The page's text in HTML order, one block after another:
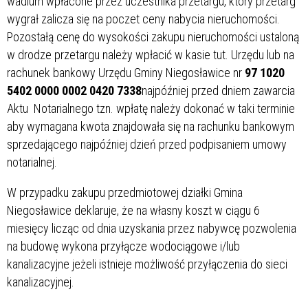
wygrał zalicza się na poczet ceny nabycia nieruchomości.
Pozostałą cenę do wysokości zakupu nieruchomości ustaloną
w drodze przetargu należy wpłacić w kasie tut. Urzędu lub na
rachunek bankowy Urzędu Gminy Niegosławice nr 97 1020
5402 0000 0002 0420 7338najpóźniej przed dniem zawarcia
Aktu Notarialnego tzn. wpłatę należy dokonać w taki terminie
aby wymagana kwota znajdowała się na rachunku bankowym
sprzedającego najpóźniej dzień przed podpisaniem umowy
notarialnej.
W przypadku zakupu przedmiotowej działki Gmina
Niegosławice deklaruje, że na własny koszt w ciągu 6
miesięcy licząc od dnia uzyskania przez nabywcę pozwolenia
na budowę wykona przyłącze wodociągowe i/lub
kanalizacyjne jeżeli istnieje możliwość przyłączenia do sieci
kanalizacyjnej.